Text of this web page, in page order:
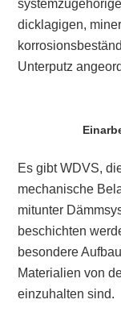
dicklagigen,
Unterputz
Es gibt WDVS,
mechanische
mitunter
beschichten
besondere
Materialien von
einzuhalten sind.